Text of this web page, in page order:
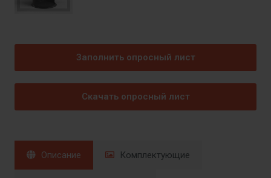
Заполнить опросный лист
Скачать опросный лист
Описание Комплектующие